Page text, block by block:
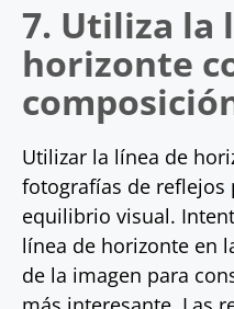
7. Utiliza la
horizonte
Utilizar la línea de
fotografías de reflejos
equilibrio visual.
línea de horizonte en
de la imagen para